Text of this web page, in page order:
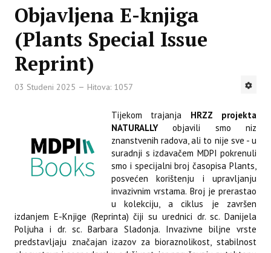
Objavljena E-knjiga
(Plants Special Issue
Reprint)
03 Studeni 2025 Hitova: 1057
Tijekom trajanja HRZZ projekta
NATURALLYobjavili smo niz
znanstvenih radova, ali to nije sve - u
suradnji s izdavačem MDPI pokrenuli
smo i specijalni broj časopisa Plants,
posvećen korištenju i upravljanju
invazivnim vrstama. Broj je prerastao
u kolekciju, a ciklus je završen
izdanjem E-Knjige (Reprinta) čiji su urednici dr. sc. Danijela
Poljuha i dr. sc. Barbara Sladonja. Invazivne biljne vrste
predstavljaju značajan izazov za bioraznolikost, stabilnost